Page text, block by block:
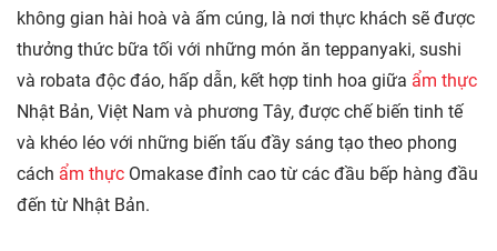
không gian hài hoà và ấm cúng, là nơi thực khách sẽ được
thưởng thức bữa tối với những món ăn teppanyaki, sushi
và robata độc đáo, hấp dẫn, kết hợp tinh hoa giữa ẩm thực
Nhật Bản, Việt Nam và phương Tây, được chế biến tinh tế
và khéo léo với những biến tấu đầy sáng tạo theo phong
cách ẩm thực Omakase đỉnh cao từ các đầu bếp hàng đầu
đến từ Nhật Bản.